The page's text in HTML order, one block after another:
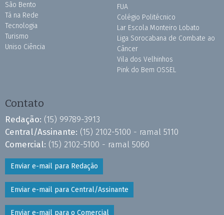
São Bento
Tá na Rede
Tecnologia
Turismo
Uniso Ciência
FUA
Colégio Politécnico
Lar Escola Monteiro Lobato
Liga Sorocabana de Combate ao
Câncer
Vila dos Velhinhos
Pink do Bem OSSEL
Contato
Redação: (15) 99789-3913
Central/Assinante: (15) 2102-5100 - ramal 5110
Comercial: (15) 2102-5100 - ramal 5060
Enviar e-mail para Redação
Enviar e-mail para Central/Assinante
Enviar e-mail para o Comercial